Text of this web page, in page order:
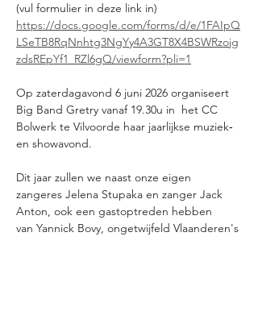
(vul formulier in deze link in)
https://docs.google.com/forms/d/e/1FAIpQ
LSeTB8RqNnhtg3NgYy4A3GT8X4BSWRzojg
zdsREpYf1_RZl6gQ/viewform?pli=1
Op zaterdagavond 6 juni 2026 organiseert
Big Band Gretry vanaf 19.30u in  het CC
Bolwerk te Vilvoorde haar jaarlijkse muziek‐
en showavond.
Dit jaar zullen we naast onze eigen
zangeres Jelena Stupaka en zanger Jack
Anton, ook een gastoptreden hebben
van Yannick Bovy, ongetwijfeld Vlaanderen's